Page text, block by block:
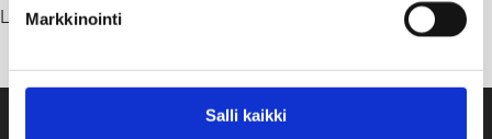
Markkinointi
Salli kaikki
LU Rakennus Oy, Viktor Strandberg, tel 045-8064050.